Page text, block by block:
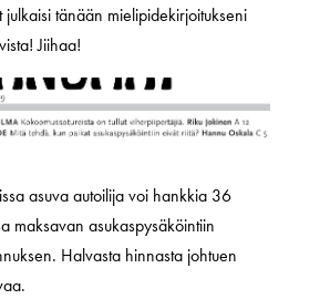
tänään mielipidekirjoitukseni
Jiihaa!
asuva autoilija voi hankkia 36
maksavan asukaspysäköintiin
Halvasta hinnasta johtuen